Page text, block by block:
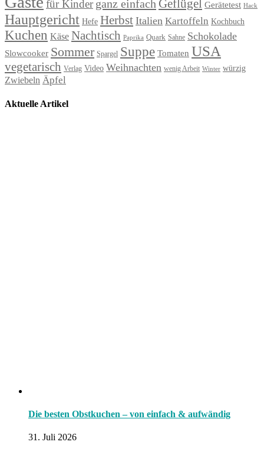
für Kinder ganz einfach Geflügel Gerätetest Hack
Hauptgericht Hefe Herbst Italien Kartoffeln Kochbuch
Kuchen Käse Nachtisch Paprika Quark Sahne Schokolade
Slowcooker Sommer Spargel Suppe Tomaten USA
vegetarisch Verlag Video Weihnachten wenig Arbeit Winter würzig
Zwiebeln Äpfel
Aktuelle Artikel
Die besten Obstkuchen – von einfach & aufwändig
31. Juli 2026